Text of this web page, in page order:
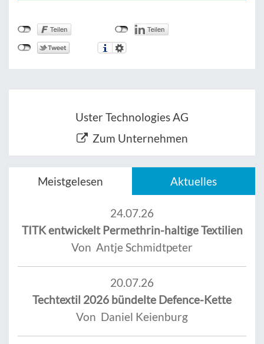
Uster Technologies AG
Zum Unternehmen
Meistgelesen Aktuelles
24.07.26
TITK entwickelt Permethrin-haltige Textilien
Von Antje Schmidtpeter
20.07.26
Techtextil 2026 bündelte Defence-Kette
Von Daniel Keienburg